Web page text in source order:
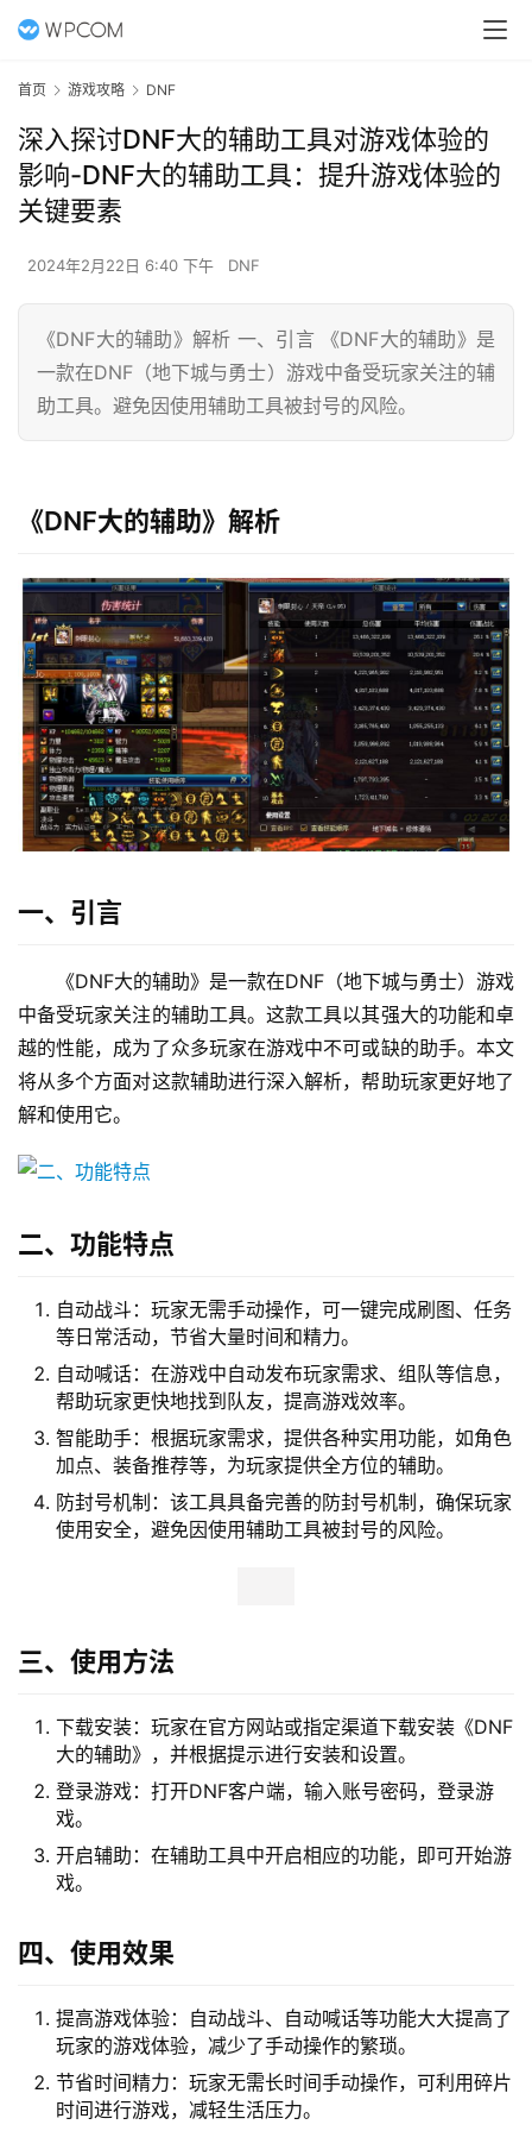
首页 游戏攻略 DNF
深入探讨DNF大的辅助工具对游戏体验的
影响-DNF大的辅助工具：提升游戏体验的
关键要素
2024年2月22日 6:40 下午 DNF
《DNF大的辅助》解析 一、引言 《DNF大的辅助》是
一款在DNF（地下城与勇士）游戏中备受玩家关注的辅
助工具。避免因使用辅助工具被封号的风险。
《DNF大的辅助》解析
一、引言
《DNF大的辅助》是一款在DNF（地下城与勇士）游戏
中备受玩家关注的辅助工具。这款工具以其强大的功能和卓
越的性能，成为了众多玩家在游戏中不可或缺的助手。本文
将从多个方面对这款辅助进行深入解析，帮助玩家更好地了
解和使用它。
二、功能特点
自动战斗：玩家无需手动操作，可一键完成刷图、任务
等日常活动，节省大量时间和精力。
自动喊话：在游戏中自动发布玩家需求、组队等信息，
帮助玩家更快地找到队友，提高游戏效率。
智能助手：根据玩家需求，提供各种实用功能，如角色
加点、装备推荐等，为玩家提供全方位的辅助。
防封号机制：该工具具备完善的防封号机制，确保玩家
使用安全，避免因使用辅助工具被封号的风险。
三、使用方法
下载安装：玩家在官方网站或指定渠道下载安装《DNF
大的辅助》，并根据提示进行安装和设置。
登录游戏：打开DNF客户端，输入账号密码，登录游
戏。
开启辅助：在辅助工具中开启相应的功能，即可开始游
戏。
四、使用效果
提高游戏体验：自动战斗、自动喊话等功能大大提高了
玩家的游戏体验，减少了手动操作的繁琐。
节省时间精力：玩家无需长时间手动操作，可利用碎片
时间进行游戏，减轻生活压力。